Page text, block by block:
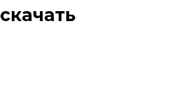
скачать